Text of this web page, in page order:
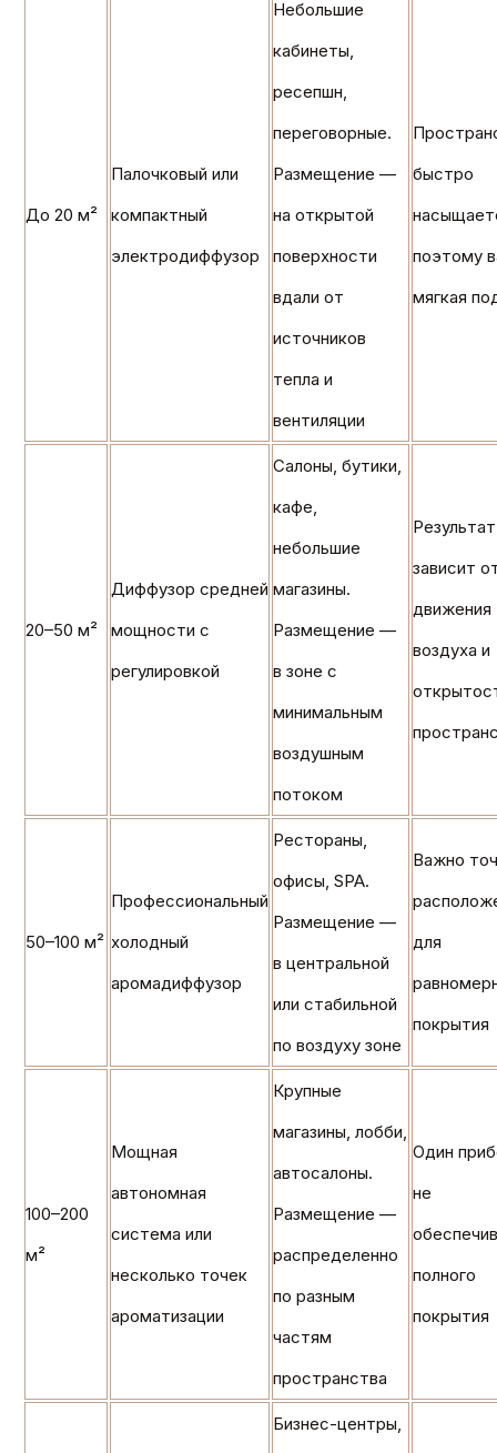
До 20 м²
Палочковый или
компактный
электродиффузор
Небольшие
кабинеты,
ресепшн,
переговорные.
Размещение —
на открытой
поверхности
вдали от
источников
тепла и
вентиляции
быстро
поэтому
мягкая
20–50 м²
Диффузор средней
мощности с
регулировкой
Салоны, бутики,
кафе,
небольшие
магазины.
Размещение —
в зоне с
минимальным
воздушным
потоком
Результат
зависит
движения
воздуха и
50–100 м²
Профессиональный
холодный
аромадиффузор
Рестораны,
офисы, SPA.
Размещение —
в центральной
или стабильной
по воздуху зоне
Важно
для
покрытия
100–200
м²
Мощная
автономная
система или
несколько точек
ароматизации
Крупные
магазины, лобби,
автосалоны.
Размещение —
распределенно
по разным
частям
пространства
Один
не
полного
покрытия
Бизнес-центры,